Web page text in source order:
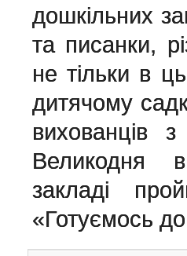
дошкільних
та писанки,
не тільки в
дитячому
вихованців
Великодня
закладі
«Готуємось